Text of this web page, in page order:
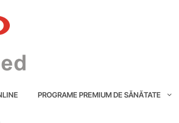
PROGRAME PREMIUM DE SĂNĂTATE